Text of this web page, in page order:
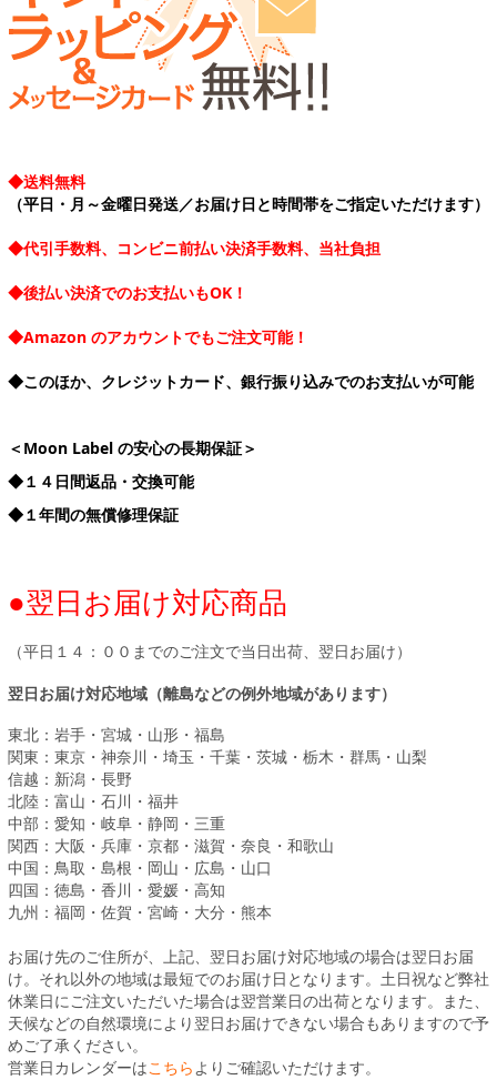
◆送料無料
（平日・月～金曜日発送／お届け日と時間帯をご指定いただけます）
◆代引手数料、コンビニ前払い決済手数料、当社負担
◆後払い決済でのお支払いもOK！
◆Amazon のアカウントでもご注文可能！
◆このほか、クレジットカード、銀行振り込みでのお支払いが可能
＜Moon Label の安心の長期保証＞
◆１４日間返品・交換可能
◆１年間の無償修理保証
●翌日お届け対応商品
（平日１４：００までのご注文で当日出荷、翌日お届け）
翌日お届け対応地域（離島などの例外地域があります）
東北：岩手・宮城・山形・福島
関東：東京・神奈川・埼玉・千葉・茨城・栃木・群馬・山梨
信越：新潟・長野
北陸：富山・石川・福井
中部：愛知・岐阜・静岡・三重
関西：大阪・兵庫・京都・滋賀・奈良・和歌山
中国：鳥取・島根・岡山・広島・山口
四国：徳島・香川・愛媛・高知
九州：福岡・佐賀・宮崎・大分・熊本
お届け先のご住所が、上記、翌日お届け対応地域の場合は翌日お届
け。それ以外の地域は最短でのお届け日となります。土日祝など弊社
休業日にご注文いただいた場合は翌営業日の出荷となります。また、
天候などの自然環境により翌日お届けできない場合もありますので予
めご了承ください。
営業日カレンダーはこちらよりご確認いただけます。